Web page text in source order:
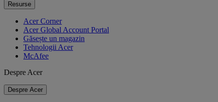
Resurse
Acer Corner
Acer Global Account Portal
Găsește un magazin
Tehnologii Acer
McAfee
Despre Acer
Despre Acer